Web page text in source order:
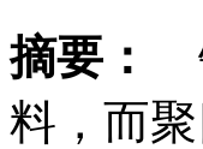
摘要：
料，而